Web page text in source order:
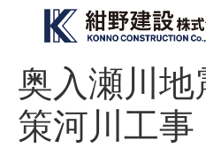
奥入瀬川
策河川工事